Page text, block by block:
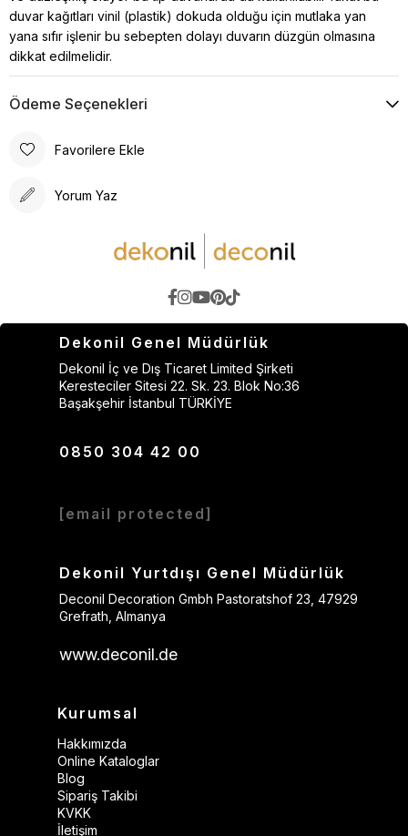
duvar kağıtları vinil (plastik) dokuda olduğu için mutlaka yan
yana sıfır işlenir bu sebepten dolayı duvarın düzgün olmasına
dikkat edilmelidir.
Ödeme Seçenekleri
Favorilere Ekle
Yorum Yaz
Dekonil Genel Müdürlük
Dekonil İç ve Dış Ticaret Limited Şirketi
Keresteciler Sitesi 22. Sk. 23. Blok No:36
Başakşehir İstanbul TÜRKİYE
0850 304 42 00
[email protected]
Dekonil Yurtdışı Genel Müdürlük
Deconil Decoration Gmbh Pastoratshof 23, 47929
Grefrath, Almanya
www.deconil.de
Kurumsal
Hakkımızda
Online Kataloglar
Blog
Sipariş Takibi
KVKK
İletişim